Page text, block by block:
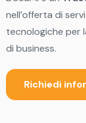
nell’offerta di
tecnologiche per
di business.
Richiedi